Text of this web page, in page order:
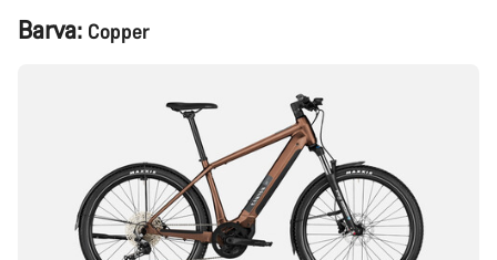
Konfigurace
produktu
Barva: Copper